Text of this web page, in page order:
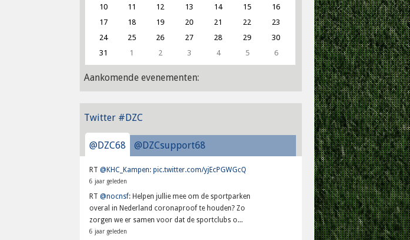
10
11 12 13 14 15
16
17
18 19 20 21 22
23
24
25 26 27 28 29
30
31
1 2 3 4 5 6
Aankomende evenementen:
Twitter #DZC
@DZC68 @DZCsupport68
RT@KHC_Kampen:pic.twitter.com/yjEcPGWGcQ
6 jaar geleden
RT@nocnsf: Helpen jullie mee om de sportparken
overal in Nederland coronaproof te houden? Zo
zorgen we er samen voor dat de sportclubs o...
6 jaar geleden